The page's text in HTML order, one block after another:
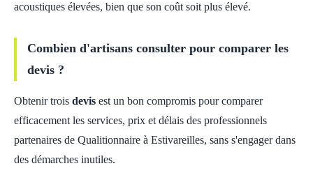
acoustiques élevées, bien que son coût soit plus élevé.
Combien d'artisans consulter pour comparer les
devis ?
Obtenir trois devis est un bon compromis pour comparer
efficacement les services, prix et délais des professionnels
partenaires de Qualitionnaire à Estivareilles, sans s'engager dans
des démarches inutiles.